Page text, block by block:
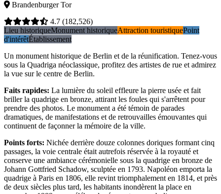
Brandenburger Tor
4.7 (182,526)
Lieu historiqueMonument historiqueAttraction touristiquePoint
d'intérêtÉtablissement
Un monument historique de Berlin et de la réunification. Tenez-vous
sous la Quadriga néoclassique, profitez des artistes de rue et admirez
la vue sur le centre de Berlin.
Faits rapides: La lumière du soleil effleure la pierre usée et fait
briller la quadrige en bronze, attirant les foules qui s'arrêtent pour
prendre des photos. Le monument a été témoin de parades
dramatiques, de manifestations et de retrouvailles émouvantes qui
continuent de façonner la mémoire de la ville.
Points forts: Nichée derrière douze colonnes doriques formant cinq
passages, la voie centrale était autrefois réservée à la royauté et
conserve une ambiance cérémonielle sous la quadrige en bronze de
Johann Gottfried Schadow, sculptée en 1793. Napoléon emporta la
quadrige à Paris en 1806, elle revint triomphalement en 1814, et près
de deux siècles plus tard, les habitants inondèrent la place en